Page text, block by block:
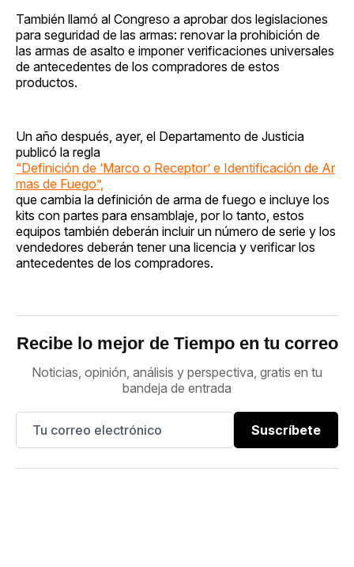
También llamó al Congreso a aprobar dos legislaciones
para seguridad de las armas: renovar la prohibición de
las armas de asalto e imponer verificaciones universales
de antecedentes de los compradores de estos
productos.
Un año después, ayer, el Departamento de Justicia
publicó la regla
“Definición de ‘Marco o Receptor’ e Identificación de Ar
mas de Fuego”,
que cambia la definición de arma de fuego e incluye los
kits con partes para ensamblaje, por lo tanto, estos
equipos también deberán incluir un número de serie y los
vendedores deberán tener una licencia y verificar los
antecedentes de los compradores.
Recibe lo mejor de Tiempo en tu correo
Noticias, opinión, análisis y perspectiva, gratis en tu
bandeja de entrada
Suscríbete